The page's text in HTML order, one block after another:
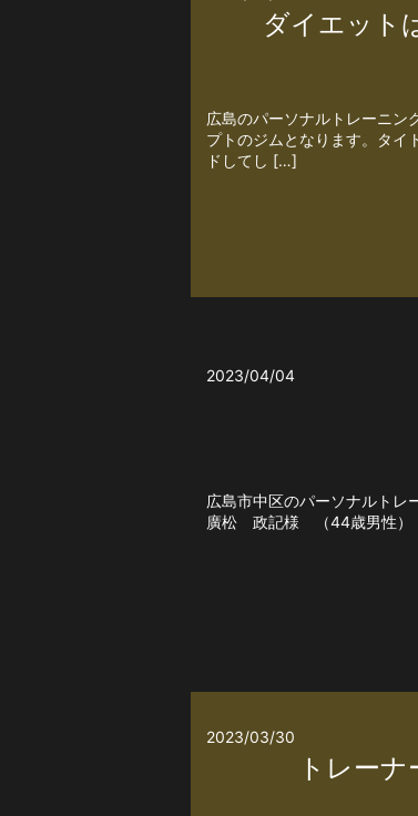
ダイエット
広島のパーソナルトレーニ
プトのジムとなります。タイ
ドしてし […]
2023/04/04
広島市中区のパーソナルトレ
廣松 政記様 （44歳男性）
2023/03/30
トレー